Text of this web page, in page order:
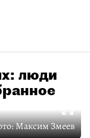
люди
Максим Змеев